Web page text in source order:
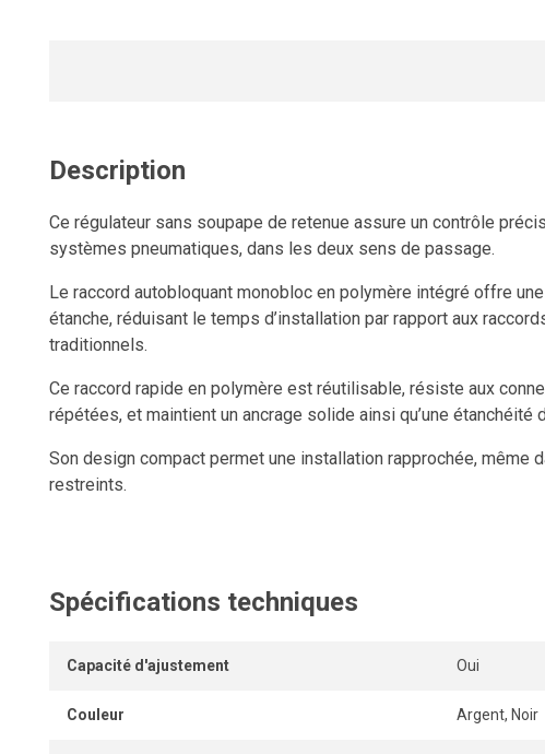
Description
Ce régulateur sans soupape de retenue assure un contrôle
systèmes pneumatiques, dans les deux sens de passage.
Le raccord autobloquant monobloc en polymère intégré offre
étanche, réduisant le temps d’installation par rapport aux
traditionnels.
Ce raccord rapide en polymère est réutilisable, résiste aux
répétées, et maintient un ancrage solide ainsi qu’une étanchéité
Son design compact permet une installation rapprochée, même
restreints.
Spécifications techniques
Capacité d'ajustement Oui
Couleur Argent, Noir